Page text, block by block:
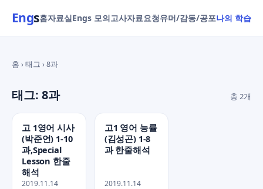
Engs홈자료실Engs 모의고사자료요청유머/감동/공포나의 학습
홈 › 태그 › 8과
태그: 8과 총 2개
고 1영어 시사
(박준언) 1-10
과,Special
Lesson 한줄
해석
2019.11.14
고1 영어 능률
(김성곤) 1-8
과 한줄해석
2019.11.14